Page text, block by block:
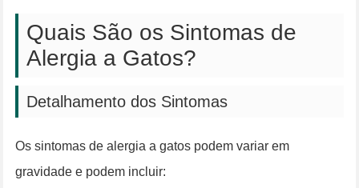
Quais São os Sintomas de
Alergia a Gatos?
Detalhamento dos Sintomas
Os sintomas de alergia a gatos podem variar em
gravidade e podem incluir: